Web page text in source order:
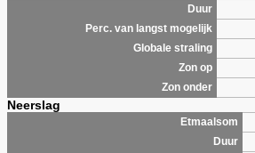
Duur
Perc. van langst mogelijk
Globale straling
Zon op
Zon onder
Neerslag
Etmaalsom
Duur